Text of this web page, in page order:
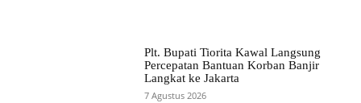
Plt. Bupati Tiorita Kawal Langsung
Percepatan Bantuan Korban Banjir
Langkat ke Jakarta
7 Agustus 2026